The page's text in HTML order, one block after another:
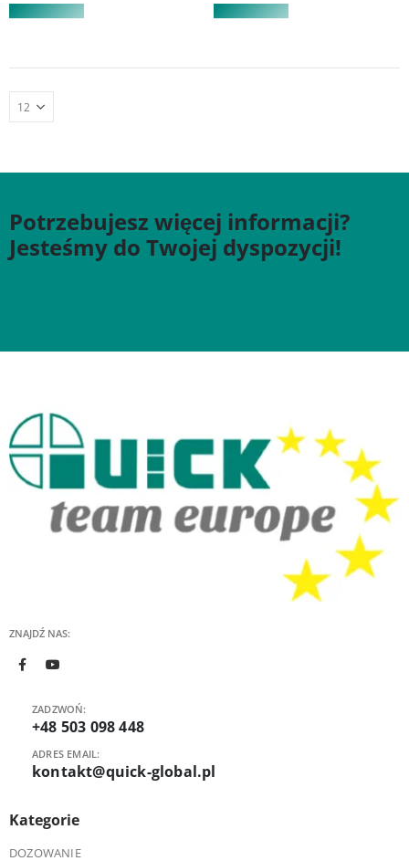
Potrzebujesz więcej informacji?
Jesteśmy do Twojej dyspozycji!
ZNAJDŹ NAS:
ZADZWOŃ:
+48 503 098 448
ADRES EMAIL:
kontakt@quick-global.pl
Kategorie
DOZOWANIE